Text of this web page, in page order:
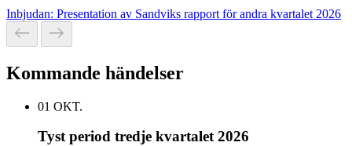
Inbjudan: Presentation av Sandviks rapport för andra kvartalet 2026
Kommande händelser
01 OKT.
Tyst period tredje kvartalet 2026